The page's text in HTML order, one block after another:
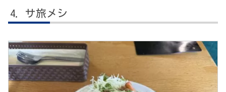
サ旅メシ